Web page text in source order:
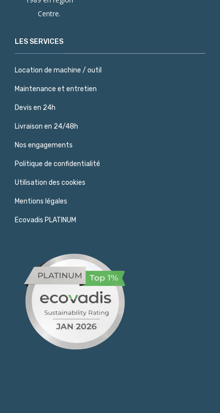
Centre.
LES SERVICES
Location de machine / outil
Maintenance et entretien
Devis en 24h
Livraison en 24/48h
Nos engagements
Politique de confidentialité
Utilisation des cookies
Mentions légales
Ecovadis PLATINUM